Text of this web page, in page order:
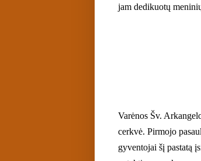
jam dedikuotų
Varėnos Šv.
cerkvė. Pirmojo
gyventojai šį pastatą